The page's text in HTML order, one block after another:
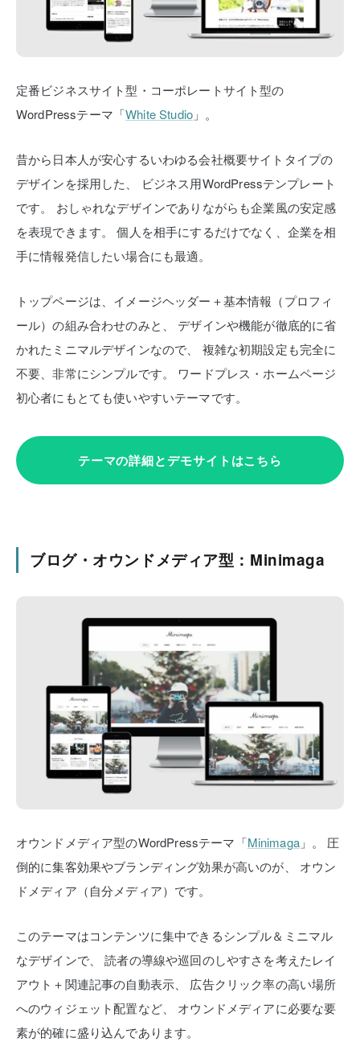
定番ビジネスサイト型・コーポレートサイト型の
WordPressテーマ「White Studio 」。
昔から日本人が安心するいわゆる会社概要サイトタイプの
デザインを採用した、
ビジネス用WordPressテンプレート
です。
おしゃれなデザインでありながらも企業風の安定感
を表現できます。
個人を相手にするだけでなく、企業を相
手に情報発信したい場合にも最適。
トップページは、イメージヘッダー＋基本情報（プロフィ
ール）の組み合わせのみと、
デザインや機能が徹底的に省
かれたミニマルデザインなので、
複雑な初期設定も完全に
不要、非常にシンプルです。
ワードプレス・ホームページ
初心者にもとても使いやすいテーマです。
テーマの詳細とデモサイトはこちら
ブログ・オウンドメディア型：Minimaga
オウンドメディア型のWordPressテーマ「Minimaga」。
圧
倒的に集客効果やブランディング効果が高いのが、
オウン
ドメディア（自分メディア）です。
このテーマはコンテンツに集中できるシンプル＆ミニマル
なデザインで、
読者の導線や巡回のしやすさを考えたレイ
アウト＋関連記事の自動表示、
広告クリック率の高い場所
へのウィジェット配置など、
オウンドメディアに必要な要
素が的確に盛り込んであります。